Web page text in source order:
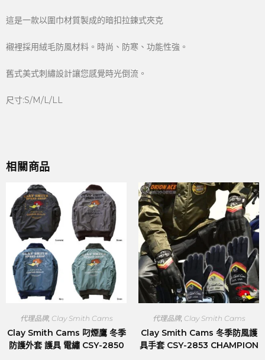
這是一款以圍巾材質製成的暗扣拉鍊式夾克
襯裡採用絨毛防風材料。時尚、防寒、功能性強。
舊式美式刺繡設計讓您感覺時光倒流。
尺寸:S/M/L/LL
相關商品
代理品牌, Clay Smith Cams
Clay Smith Cams 叼煙鷹 冬季
防護外套 護具 電繡 CSY-2850
代理品牌, Clay Smith Cams
Clay Smith Cams 冬季防風護
具手套 CSY-2853 CHAMPION